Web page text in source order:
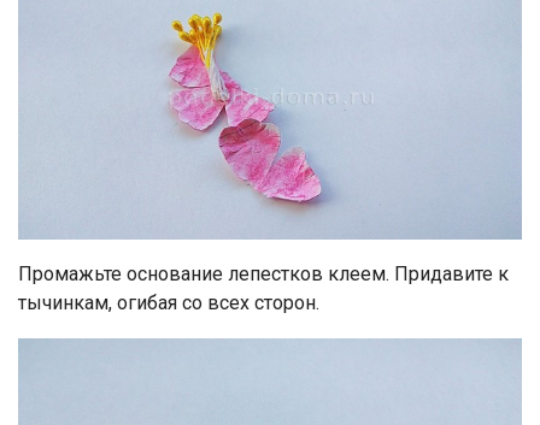
Промажьте основание лепестков клеем. Придавите к
тычинкам, огибая со всех сторон.